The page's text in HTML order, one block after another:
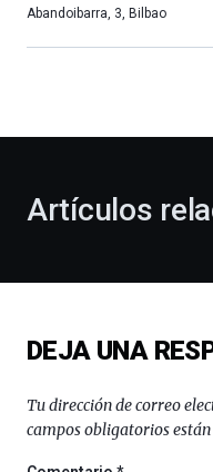
más,
celebración
novena
Bilbo
(BZP),
un
Abandoibarra, 3, Bilbao
Artículos
DEJA UNA
Tu dirección de correo
campos obligatorios